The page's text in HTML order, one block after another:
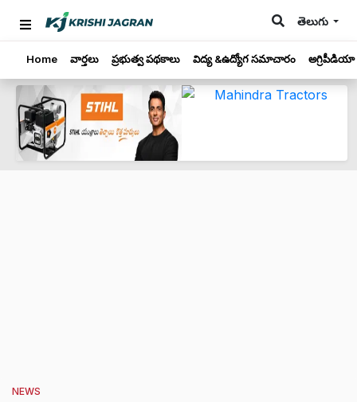
తెలుగు
Home వార్తలు ప్రభుత్వ పథకాలు విద్య &ఉద్యోగ సమాచారం అగ్రిపీడియా
NEWS